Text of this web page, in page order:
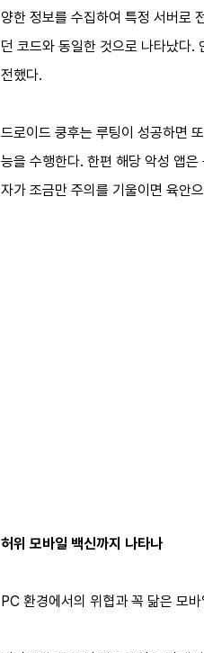
양한 정보를 수집하여 특정 서버로
던 코드와 동일한 것으로 나타났다
전했다.
드로이드 쿵후는 루팅이 성공하면
능을 수행한다. 한편 해당 악성 앱
자가 조금만 주의를 기울이면 육
허위 모바일 백신까지 나타나
PC 환경에서의 위협과 꼭 닮은 모